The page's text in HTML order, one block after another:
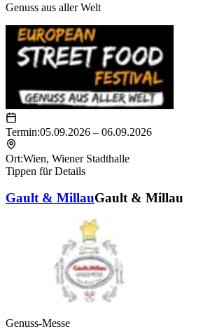
Genuss aus aller Welt
Termin:05.09.2026 – 06.09.2026
Ort:Wien, Wiener Stadthalle
Tippen für Details
Gault & MillauGault & Millau
Genuss-Messe